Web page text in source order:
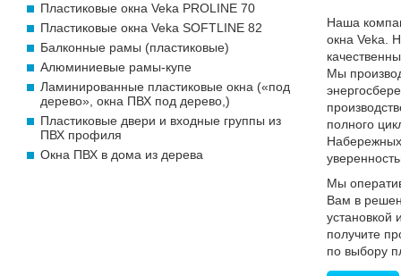
Пластиковые окна Veka PROLINE 70
Пластиковые окна Veka SOFTLINE 82
Балконные рамы (пластиковые)
Алюминиевые рамы-купе
Ламинированные пластиковые окна («под
дерево», окна ПВХ под дерево,)
Пластиковые двери и входные группы из
ПВХ профиля
Окна ПВХ в дома из дерева
Наша
окна Veka.
Мы
полного
Мы
Вам в
установкой
получите
по выбору